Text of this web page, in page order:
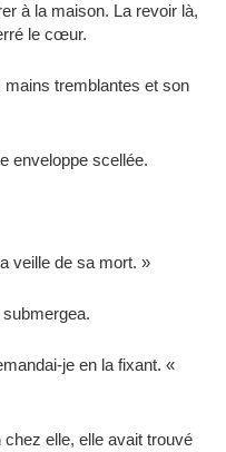
à la maison. La revoir là,
le cœur.
mains tremblantes et son
enveloppe scellée.
veille de sa mort. »
je en la fixant. «
chez elle, elle avait trouvé